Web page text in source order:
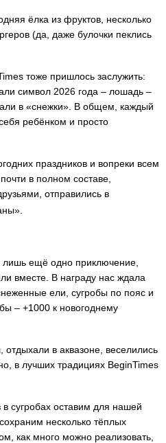
ёлка из фруктов, несколько
(да, даже булочки пеклись
тоже пришлось заслужить:
символ 2026 года – лошадь –
в «снежки». В общем, каждый
ребёнком и просто
праздников и вопреки всем
в полном составе,
отправились в
ещё одно приключение,
вместе. В награду нас ждала
ели, сугробы по пояс и
– +1000 к новогоднему
в аквазоне, веселились
в лучших традициях BeginTimes
сугробах оставим для нашей
несколько тёплых
как много можно реализовать,